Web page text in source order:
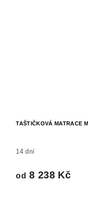
TAŠTIČKOVÁ MATRACE
14 dní
od 8 238 Kč